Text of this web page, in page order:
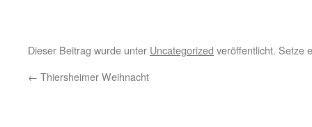
Dieser Beitrag wurde unter Uncategorized veröffentlicht. Setze
← Thiersheimer Weihnacht